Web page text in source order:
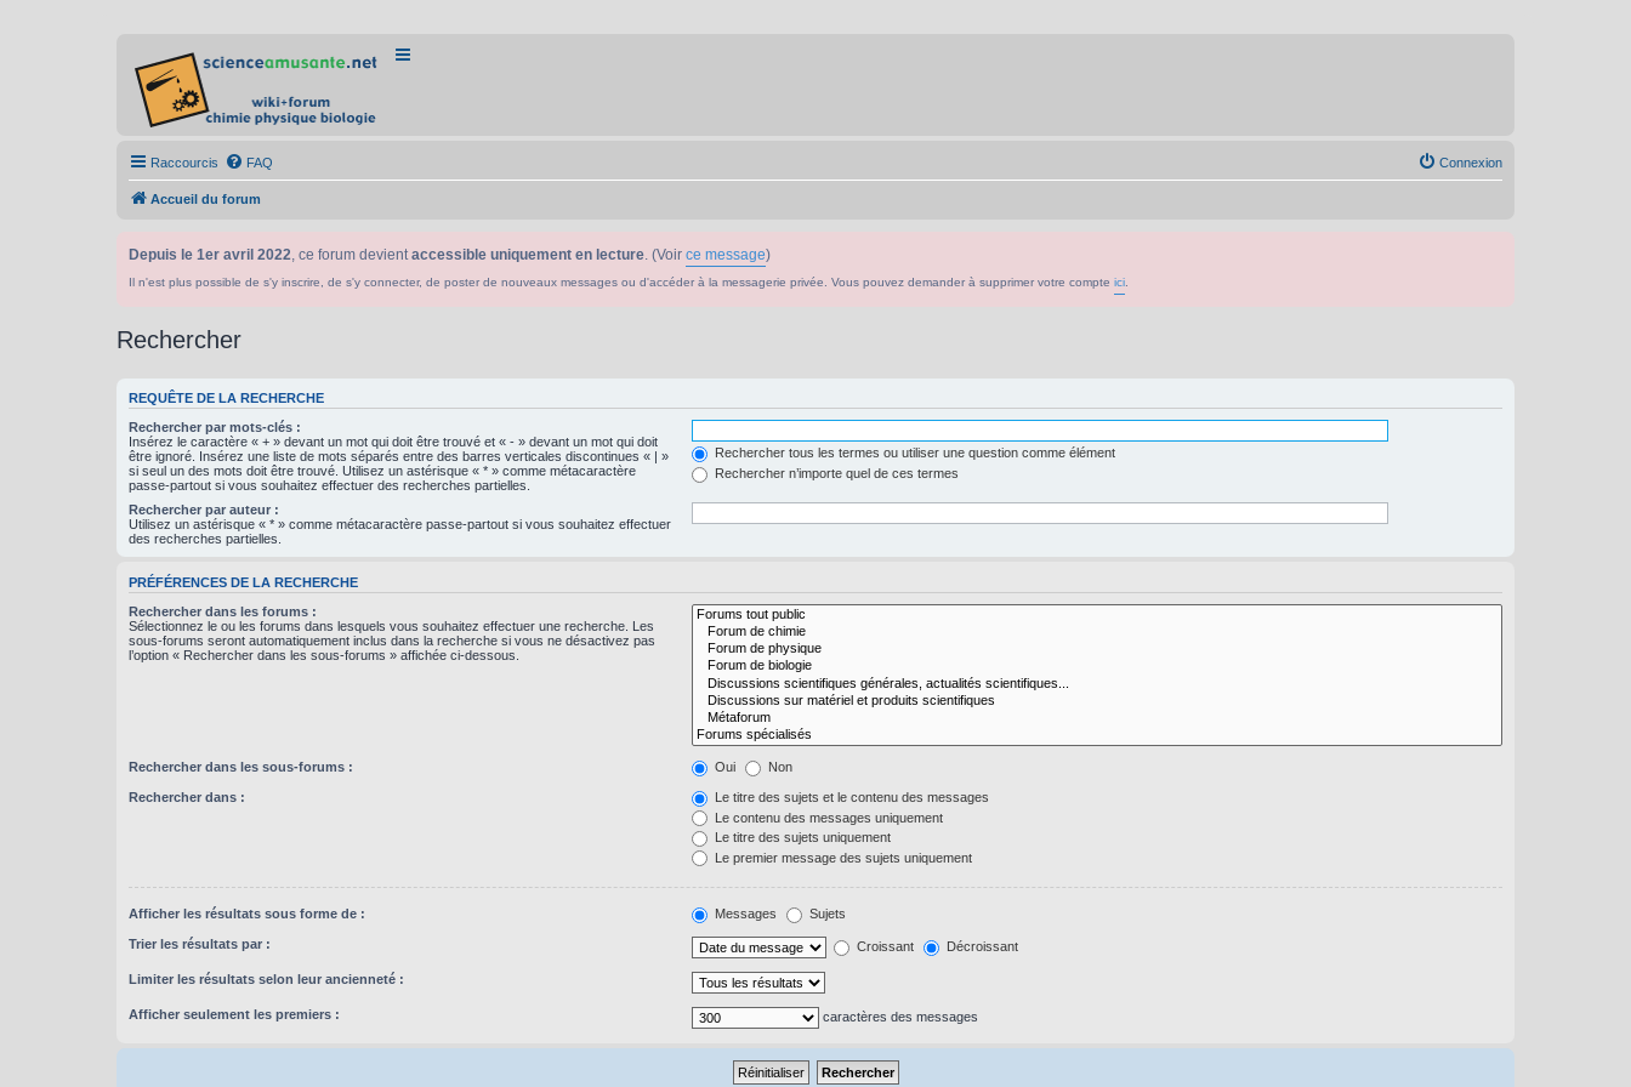
Raccourcis FAQ Connexion
Accueil du forum
Depuis le 1er avril 2022, ce forum devientaccessible uniquement en lecture. (Voir ce message)
Il n'est plus possible de s'y inscrire, de s'y connecter, de poster de nouveaux messages ou d'accéder à la messagerie privée. Vous pouvez demander à supprimer votre compte ici
Rechercher
REQUÊTE DE LA RECHERCHE
Rechercher par mots-clés :
Insérez le caractère « + » devant un mot qui doit être trouvé et « - » devant un mot qui doit
être ignoré. Insérez une liste de mots séparés entre des barres verticales discontinues « | »
si seul un des mots doit être trouvé. Utilisez un astérisque « * » comme métacaractère
passe-partout si vous souhaitez effectuer des recherches partielles.
Rechercher tous les termes ou utiliser une question comme élément
Rechercher n’importe quel de ces termes
Rechercher par auteur :
Utilisez un astérisque « * » comme métacaractère passe-partout si vous souhaitez effectuer
des recherches partielles.
PRÉFÉRENCES DE LA RECHERCHE
Rechercher dans les forums :
Sélectionnez le ou les forums dans lesquels vous souhaitez effectuer une recherche. Les
sous-forums seront automatiquement inclus dans la recherche si vous ne désactivez pas
l’option « Rechercher dans les sous-forums » affichée ci-dessous.
Rechercher dans les sous-forums : Oui Non
Rechercher dans :
Le titre des sujets et le contenu des messages
Le contenu des messages uniquement
Le titre des sujets uniquement
Le premier message des sujets uniquement
Afficher les résultats sous forme de : Messages Sujets
Trier les résultats par : Croissant Décroissant
Limiter les résultats selon leur ancienneté :
Afficher seulement les premiers : caractères des messages